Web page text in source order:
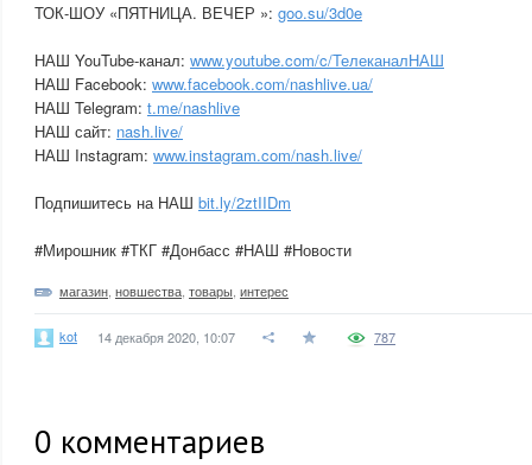
ТОК-ШОУ «ПЯТНИЦА. ВЕЧЕР »: goo.su/3d0e
НАШ YouTube-канал: www.youtube.com/c/ТелеканалНАШ
НАШ Facebook: www.facebook.com/nashlive.ua/
НАШ Telegram: t.me/nashlive
НАШ сайт: nash.live/
НАШ Instagram: www.instagram.com/nash.live/
Подпишитесь на НАШ bit.ly/2ztIIDm
#Мирошник #ТКГ #Донбасс #НАШ #Новости
магазин новшества товары интерес
kot 14 декабря 2020, 10:07 787
0 комментариев